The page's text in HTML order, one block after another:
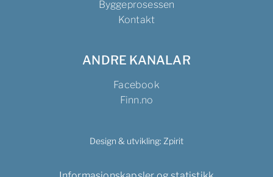
Byggeprosessen
Kontakt
ANDRE KANALAR
Facebook
Finn.no
Design & utvikling: Zpirit